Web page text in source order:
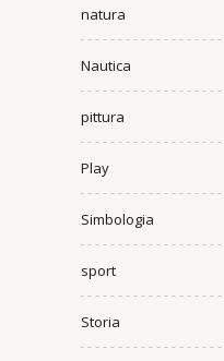
natura
Nautica
pittura
Play
Simbologia
sport
Storia